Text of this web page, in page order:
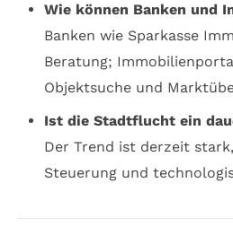
Wie können Banken und
Banken wie Sparkasse
Beratung;
Objektsuche und
Ist die Stadtflucht ein
Der Trend ist derzeit
Steuerung und